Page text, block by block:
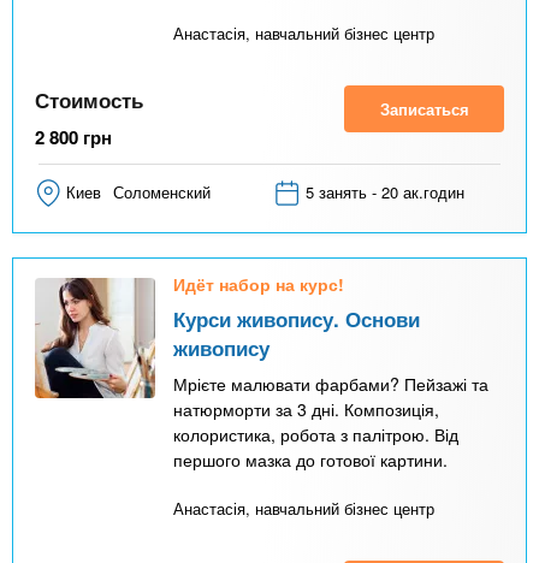
Анастасія, навчальний бізнес центр
Стоимость
2 800 грн
Записаться
Киев Соломенский 5 занять - 20 ак.годин
Идёт набор на курс!
Курси живопису. Основи
живопису
Мрієте малювати фарбами? Пейзажі та
натюрморти за 3 дні. Композиція,
колористика, робота з палітрою. Від
першого мазка до готової картини.
Анастасія, навчальний бізнес центр